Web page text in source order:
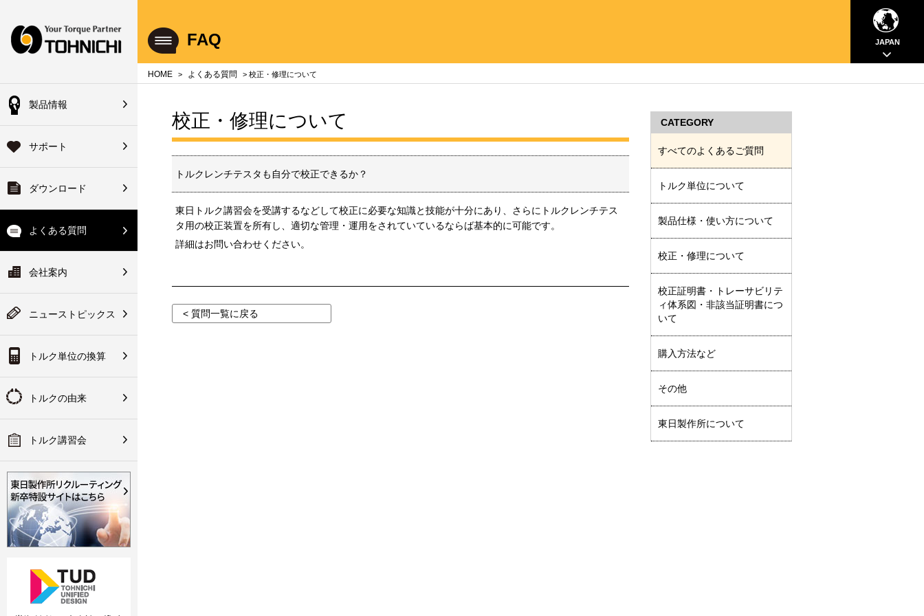
製品情報
サポート
ダウンロード
よくある質問
会社案内
ニューストピックス
トルク単位の換算
トルクの由来
トルク講習会
タ／チェッカ
製品
サポート
サービス
アサービス
ーサービス
イドサービス
代理店網
器総合製品案内
ンドブック
正装置
カイブ
ツリスト
な使い方
パーツリスト
くある質問
位について
使い方について
理について
ビリティ体系図・非該
方法など
その他
所について
社案内
社概要
のご挨拶
点一覧
連会社
り組みについて
変換
：換算後のトルク値
会員の方
録済の方は下記ボタ
ログイン
会員登録が必要にな
会員登録
FAQ JAPAN
HOME > よくある質問 > 校正・修理について
校正・修理について
トルクレンチテスタも自分で校正できるか？
東日トルク講習会を受講するなどして校正に必要な知識と技能が十分にあり、さらにトルクレンチテス
タ用の校正装置を所有し、適切な管理・運用をされていているならば基本的に可能です。
詳細はお問い合わせください。
< 質問一覧に戻る
CATEGORY
すべてのよくあるご質問
トルク単位について
製品仕様・使い方について
校正・修理について
校正証明書・トレーサビリテ
ィ体系図・非該当証明書につ
いて
購入方法など
その他
東日製作所について